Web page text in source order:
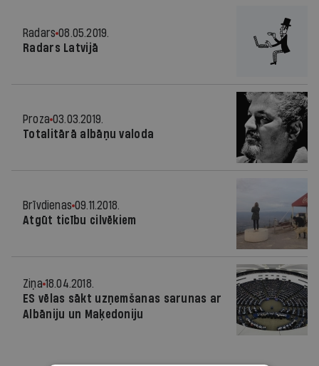
Radars 08.05.2019.
Radars Latvijā
Proza 03.03.2019.
Totalitārā albāņu valoda
Brīvdienas 09.11.2018.
Atgūt ticību cilvēkiem
Ziņa 18.04.2018.
ES vēlas sākt uzņemšanas sarunas ar
Albāniju un Maķedoniju